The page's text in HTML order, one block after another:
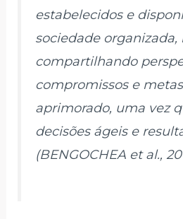
estabelecidos e
sociedade
compartilhando
compromissos e
aprimorado, uma vez
decisões ágeis e
(BENGOCHEA et al.,